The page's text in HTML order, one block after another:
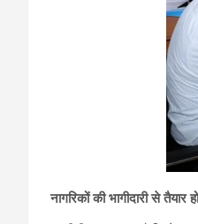
नागरिकों की भागीदारी से तैयार